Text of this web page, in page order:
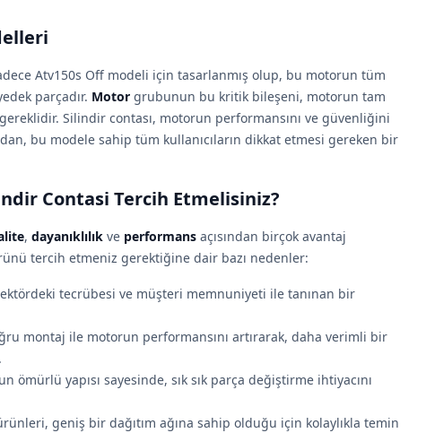
Atv150s Off modeli için tasarlanmış olup, bu motorun tüm
parçadır. Motor grubunun bu kritik bileşeni, motorun tam
Silindir contası, motorun performansını ve güvenliğini
bu modele sahip tüm kullanıcıların dikkat etmesi gereken bir
Contasi Tercih Etmelisiniz?
, dayanıklılık ve performans açısından birçok avantaj
tercih etmeniz gerektiğine dair bazı nedenler:
tecrübesi ve müşteri memnuniyeti ile tanınan bir
montaj ile motorun performansını artırarak, daha verimli bir
ömürlü yapısı sayesinde, sık sık parça değiştirme ihtiyacını
geniş bir dağıtım ağına sahip olduğu için kolaylıkla temin